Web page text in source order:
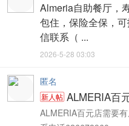
Almeria自助餐厅，
包住，保险全保，
信联系（ ...
2026-5-28 03:03
匿名
新人帖 ALMERIA百
ALMERIA百元店需要